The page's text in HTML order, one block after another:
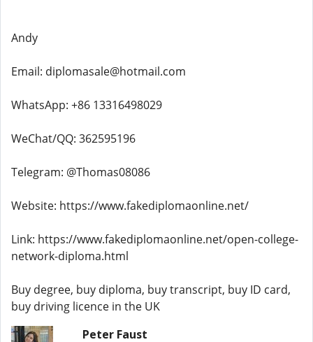
Andy
Email: diplomasale@hotmail.com
WhatsApp: +86 13316498029
WeChat/QQ: 362595196
Telegram: @Thomas08086
Website: https://www.fakediplomaonline.net/
Link: https://www.fakediplomaonline.net/open-college-
network-diploma.html
Buy degree, buy diploma, buy transcript, buy ID card,
buy driving licence in the UK
Peter Faust